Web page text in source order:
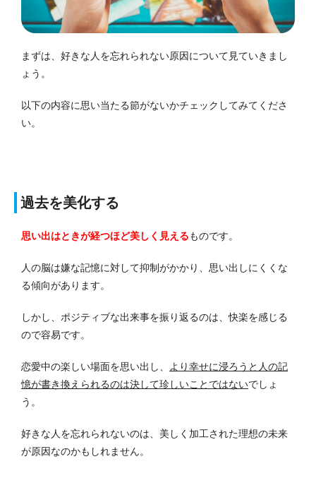
まずは、好きな人を忘れられない原因について見ていきまし
ょう。
以下の内容に思い当たる節がないかチェックしてみてくださ
い。
過去を美化する
思い出はときが経つほど美しく見えるものです。
人の脳は嫌な記憶に対して抑制がかかり、思い出しにくくな
る傾向があります。
しかし、ポジティブな出来事を振り返るのは、快楽を感じる
ので容易です。
恋愛中の楽しい場面を思い出し、
より幸せに浸ろうと人の記
憶が書き換えられるのは決して珍しいことではないでしょ
う。
好きな人を忘れられないのは、美しく加工された理想の未来
が原因なのかもしれません。